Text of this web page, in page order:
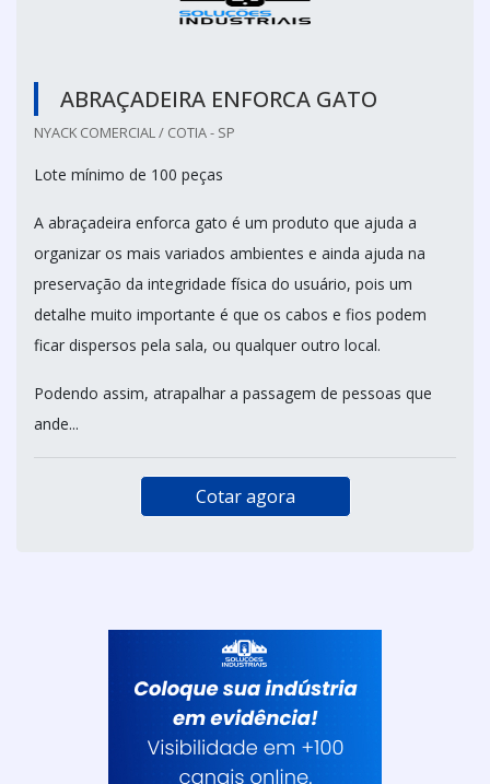
ABRAÇADEIRA ENFORCA GATO
NYACK COMERCIAL / COTIA - SP
Lote mínimo de 100 peças
A abraçadeira enforca gato é um produto que ajuda a
organizar os mais variados ambientes e ainda ajuda na
preservação da integridade física do usuário, pois um
detalhe muito importante é que os cabos e fios podem
ficar dispersos pela sala, ou qualquer outro local.
Podendo assim, atrapalhar a passagem de pessoas que
ande...
Cotar agora